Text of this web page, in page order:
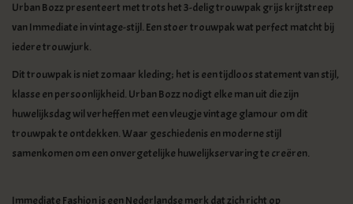
Urban Bozz presenteert met trots het 3-delig trouwpak grijs krijtstreep
van Immediate in vintage-stijl. Een stoer trouwpak wat perfect matcht bij
iedere trouwjurk.
Dit trouwpak is niet zomaar kleding; het is een tijdloos statement van stijl,
klasse en persoonlijkheid. Urban Bozz nodigt elke man uit die zijn
huwelijksdag wil verheffen met een vleugje vintage glamour om dit
trouwpak te ontdekken. Waar geschiedenis en moderne stijl
samenkomen om een onvergetelijke huwelijkservaring te creëren.
Immediate Fashion is een Nederlandse merk dat zich richt op